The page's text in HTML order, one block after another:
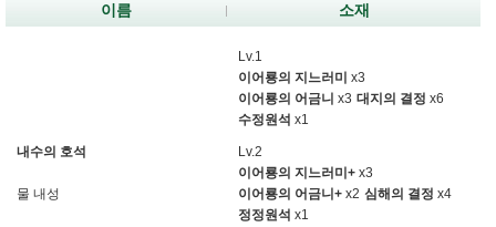
이름 소재
내수의 호석
물 내성
Lv.1
이어룡의 지느러미 x3
이어룡의 어금니 x3 대지의 결정 x6
수정원석 x1
Lv.2
이어룡의 지느러미+ x3
이어룡의 어금니+ x2 심해의 결정 x4
정정원석 x1